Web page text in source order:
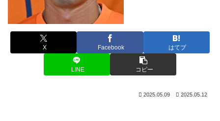
X Facebook はてブ
LINE コピー
2025.05.09 2025.05.12